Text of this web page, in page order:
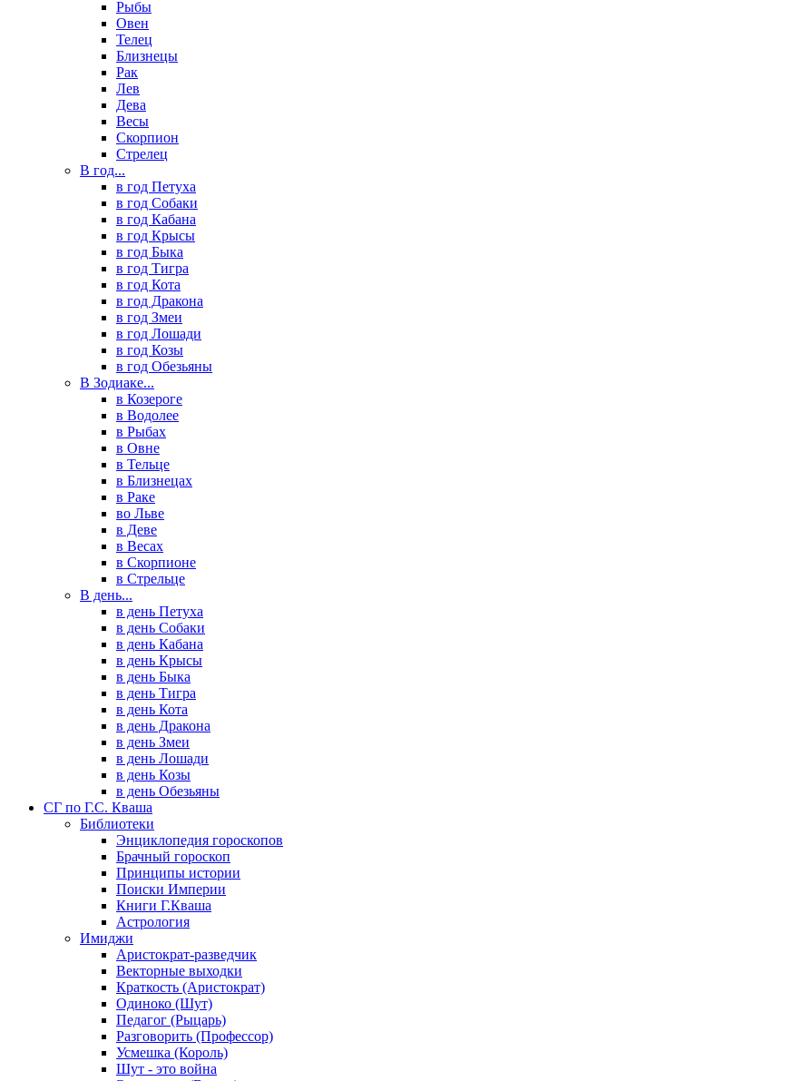
Рыбы
Овен
Телец
Близнецы
Рак
Лев
Дева
Весы
Скорпион
Стрелец
В год...
в год Петуха
в год Собаки
в год Кабана
в год Крысы
в год Быка
в год Тигра
в год Кота
в год Дракона
в год Змеи
в год Лошади
в год Козы
в год Обезьяны
В Зодиаке...
в Козероге
в Водолее
в Рыбах
в Овне
в Тельце
в Близнецах
в Раке
во Льве
в Деве
в Весах
в Скорпионе
в Стрельце
В день...
в день Петуха
в день Собаки
в день Кабана
в день Крысы
в день Быка
в день Тигра
в день Кота
в день Дракона
в день Змеи
в день Лошади
в день Козы
в день Обезьяны
СГ по Г.С. Кваша
Библиотеки
Энциклопедия гороскопов
Брачный гороскоп
Принципы истории
Поиски Империи
Книги Г.Кваша
Астрология
Имиджи
Аристократ-разведчик
Векторные выходки
Краткость (Аристократ)
Одиноко (Шут)
Педагог (Рыцарь)
Разговорить (Профессор)
Усмешка (Король)
Шут - это война